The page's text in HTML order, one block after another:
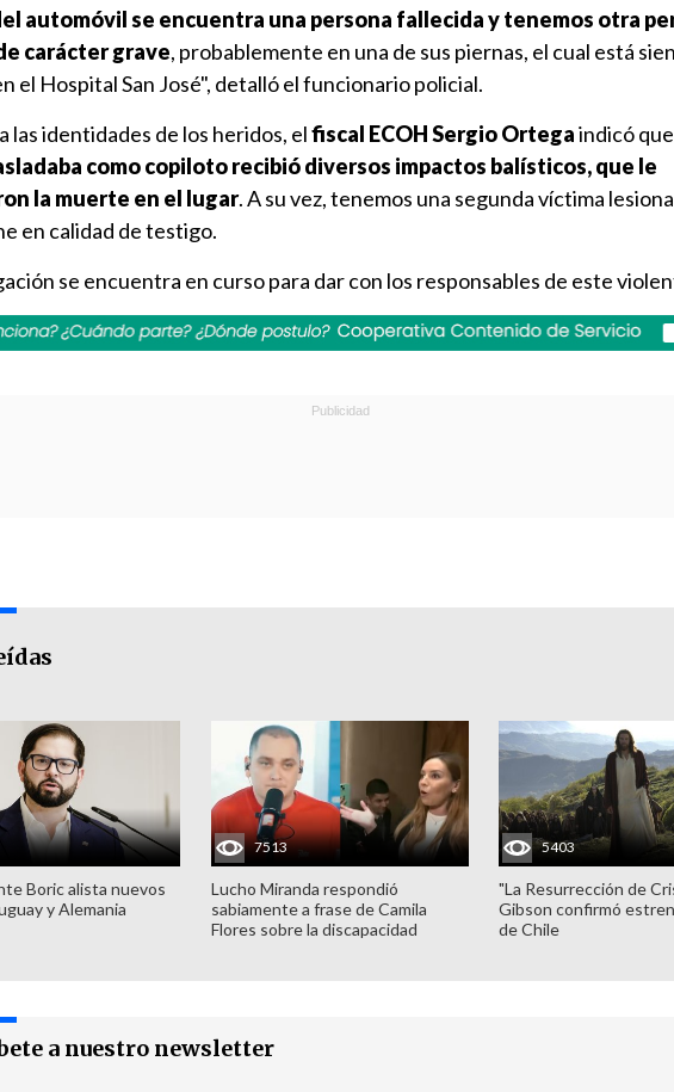
automóvil se encuentra una persona fallecida y tenemos otra
carácter grave, probablemente en una de sus piernas, el cual está
el Hospital San José", detalló el funcionario policial.
las identidades de los heridos, elfiscal ECOH Sergio Ortegaindicó
como copiloto recibió diversos impactos balísticos, que le
la muerte en el lugar. A su vez, tenemos una segunda víctima
en calidad de testigo.
se encuentra en curso para dar con los responsables de este
Boric alista nuevos
y Alemania
7513
Lucho Miranda respondió
sabiamente a frase de Camila
Flores sobre la discapacidad
5403
"La Resurrección de
Gibson confirmó
de Chile
a nuestro newsletter